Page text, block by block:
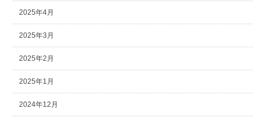
2025年4月
2025年3月
2025年2月
2025年1月
2024年12月